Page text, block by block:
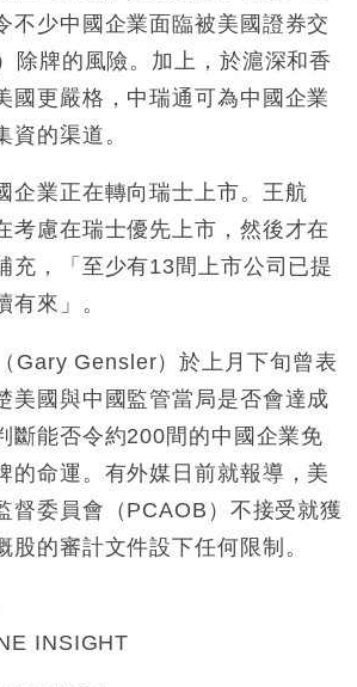
不少中國企業面臨被美國證券交
除牌的風險。加上，於滬深和香
國更嚴格，中瑞通可為中國企業
資的渠道。
企業正在轉向瑞士上市。王航
考慮在瑞士優先上市，然後才在
充，「至少有13間上市公司已提
有來」。
Gary Gensler）於上月下旬曾表
美國與中國監管當局是否會達成
斷能否令約200間的中國企業免
的命運。有外媒日前就報導，美
督委員會（PCAOB）不接受就獲
股的審計文件設下任何限制。
INSIGHT